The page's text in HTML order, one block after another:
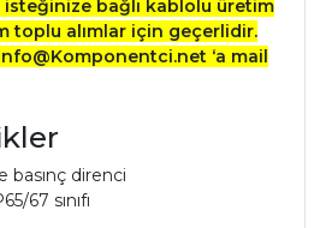
isteğinize bağlı kablolu üretim
toplu alımlar için geçerlidir.
‘a mail
basınç direnci
67 sınıfı